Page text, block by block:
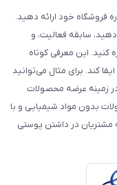
فروشگاه خود ارائه دهید.
سابقه فعالیت، و
کنید. این معرفی کوتاه
کند. برای مثال می‌توانید
۱۳۹۸ فعالیت خود را در زمینه عرضه محصولات
بدون مواد شیمیایی و با
مشتریان در داشتن پوستی